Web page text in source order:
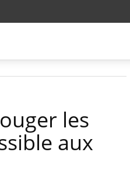
les
aux